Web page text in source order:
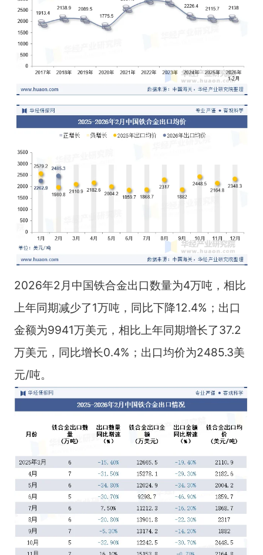
2026年2月中国铁合金出口数量为4万吨，相比
上年同期减少了1万吨，同比下降12.4%；出口
金额为9941万美元，相比上年同期增长了37.2
万美元，同比增长0.4%；出口均价为2485.3美
元/吨。